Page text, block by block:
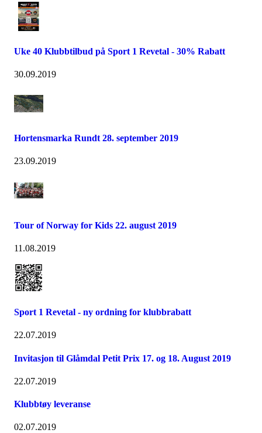
Uke 40 Klubbtilbud på Sport 1 Revetal - 30% Rabatt
30.09.2019
Hortensmarka Rundt 28. september 2019
23.09.2019
Tour of Norway for Kids 22. august 2019
11.08.2019
Sport 1 Revetal - ny ordning for klubbrabatt
22.07.2019
Invitasjon til Glåmdal Petit Prix 17. og 18. August 2019
22.07.2019
Klubbtøy leveranse
02.07.2019